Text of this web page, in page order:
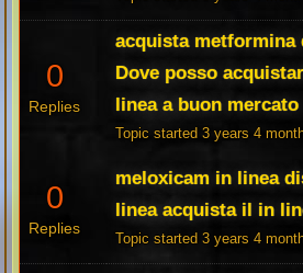
0
Replies
acquista metformina
Dove posso
linea a buon mercato
Topic started 3 years 4
0
Replies
meloxicam in linea
linea acquista il in
Topic started 3 years 4